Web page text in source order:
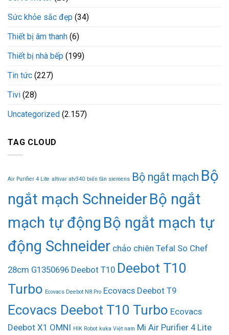
Sức khỏe sắc đẹp (34)
Thiết bị âm thanh (6)
Thiết bị nhà bếp (199)
Tin tức (227)
Tivi (28)
Uncategorized (2.157)
TAG CLOUD
Air Purifier 4 Lite altivar atv340 biến tần siemens Bộ ngắt mạch Bộ
ngắt mạch SchneiderBộ ngắt
mạch tự động Bộ ngắt mạch tự
động Schneider chảo chiên Tefal So Chef
28cm G1350696 Deebot T10 Deebot T10
Turbo Ecovacs Deebot N8 Pro Ecovacs Deebot T9
Ecovacs Deebot T10 Turbo Ecovacs
Deebot X1 OMNI HIK Robot kuka Việt nam Mi Air Purifier 4 Lite